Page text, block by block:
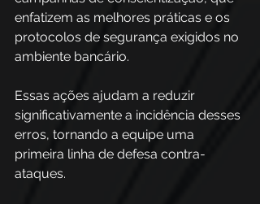
enfatizem as melhores práticas e os
protocolos de segurança exigidos no
ambiente bancário.
Essas ações ajudam a reduzir
significativamente a incidência desses
erros, tornando a equipe uma
primeira linha de defesa contra-
ataques.